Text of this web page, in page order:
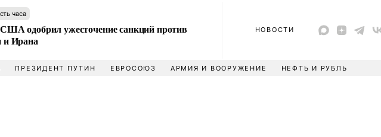
часа
одобрил ужесточение санкций против
и Ирана
НОВОСТИ
ПРЕЗИДЕНТ ПУТИН ЕВРОСОЮЗ АРМИЯ И ВООРУЖЕНИЕ НЕФТЬ И РУБЛЬ